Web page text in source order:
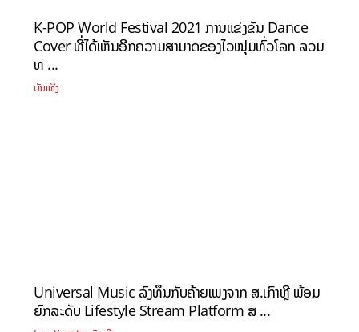
K-POP World Festival 2021 ການແຂ່ງຂັນ Dance
Cover ທີ່ໄດ້ເຫັນອີກຄວາມສາມາດຂອງໄວໜຸ່ມທົ່ວໂລກ ລວມ
ທ ...
ບັນເທີງ
Universal Music ລົງທຶນກັບຄ້າຍເພງຈາກ ສ.ເກົາຫຼີ ພ້ອມ
ຍົກລະດັບ Lifestyle Stream Platform ສ ...